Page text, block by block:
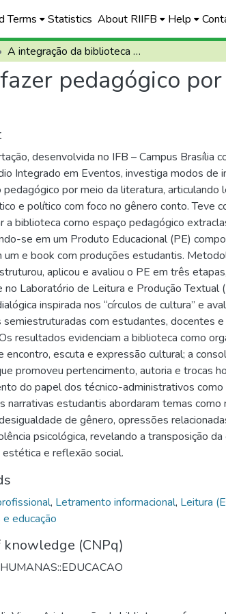
Terms Statistics About RIIFB Help
A integração da biblioteca ao fazer pedagógico por meio da literatura e da formação de leitores
pedagógico
desenvolvida no IFB – Campus Brasília
Integrado em Eventos, investiga modos de
pedagógico por meio da literatura, articulando
e político com foco no gênero conto. Teve
a biblioteca como espaço pedagógico
se em um Produto Educacional (PE)
um e book com produções estudantis.
aplicou e avaliou o PE em três
no Laboratório de Leitura e Produção Textual
inspirada nos “círculos de cultura” e
com estudantes, docentes
resultados evidenciam a biblioteca como
encontro, escuta e expressão cultural; a
promoveu pertencimento, autoria e trocas
do papel dos técnico-administrativos como
narrativas estudantis abordaram temas como
de gênero, opressões
psicológica, revelando a transposição
e reflexão social.
, Letramento informacional, Leitura
educação
(CNPq)